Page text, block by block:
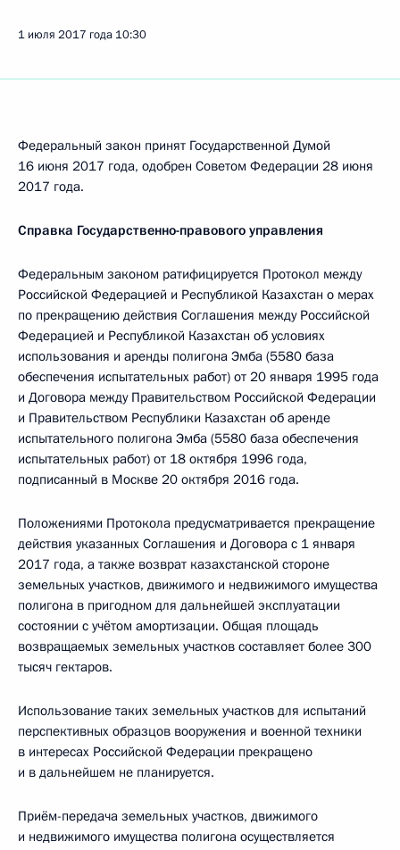
1 июля 2017 года 10:30
Федеральный закон принят Государственной Думой
16 июня 2017 года, одобрен Советом Федерации 28 июня
2017 года.
Справка Государственно-правового управления
Федеральным законом ратифицируется Протокол между
Российской Федерацией и Республикой Казахстан о мерах
по прекращению действия Соглашения между Российской
Федерацией и Республикой Казахстан об условиях
использования и аренды полигона Эмба (5580 база
обеспечения испытательных работ) от 20 января 1995 года
и Договора между Правительством Российской Федерации
и Правительством Республики Казахстан об аренде
испытательного полигона Эмба (5580 база обеспечения
испытательных работ) от 18 октября 1996 года,
подписанный в Москве 20 октября 2016 года.
Положениями Протокола предусматривается прекращение
действия указанных Соглашения и Договора с 1 января
2017 года, а также возврат казахстанской стороне
земельных участков, движимого и недвижимого имущества
полигона в пригодном для дальнейшей эксплуатации
состоянии с учётом амортизации. Общая площадь
возвращаемых земельных участков составляет более 300
тысяч гектаров.
Использование таких земельных участков для испытаний
перспективных образцов вооружения и военной техники
в интересах Российской Федерации прекращено
и в дальнейшем не планируется.
Приём-передача земельных участков, движимого
и недвижимого имущества полигона осуществляется